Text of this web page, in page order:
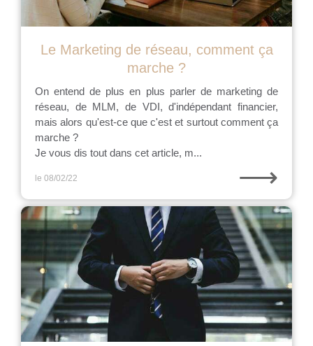
Le Marketing de réseau, comment ça
marche ?
On entend de plus en plus parler de marketing de
réseau, de MLM, de VDI, d'indépendant financier,
mais alors qu'est-ce que c'est et surtout comment ça
marche ?
Je vous dis tout dans cet article, m...
le 08/02/22 ⟶